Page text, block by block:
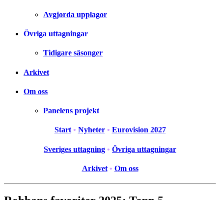
Avgjorda upplagor
Övriga uttagningar
Tidigare säsonger
Arkivet
Om oss
Panelens projekt
Start • Nyheter • Eurovision 2027
Sveriges uttagning • Övriga uttagningar
Arkivet • Om oss